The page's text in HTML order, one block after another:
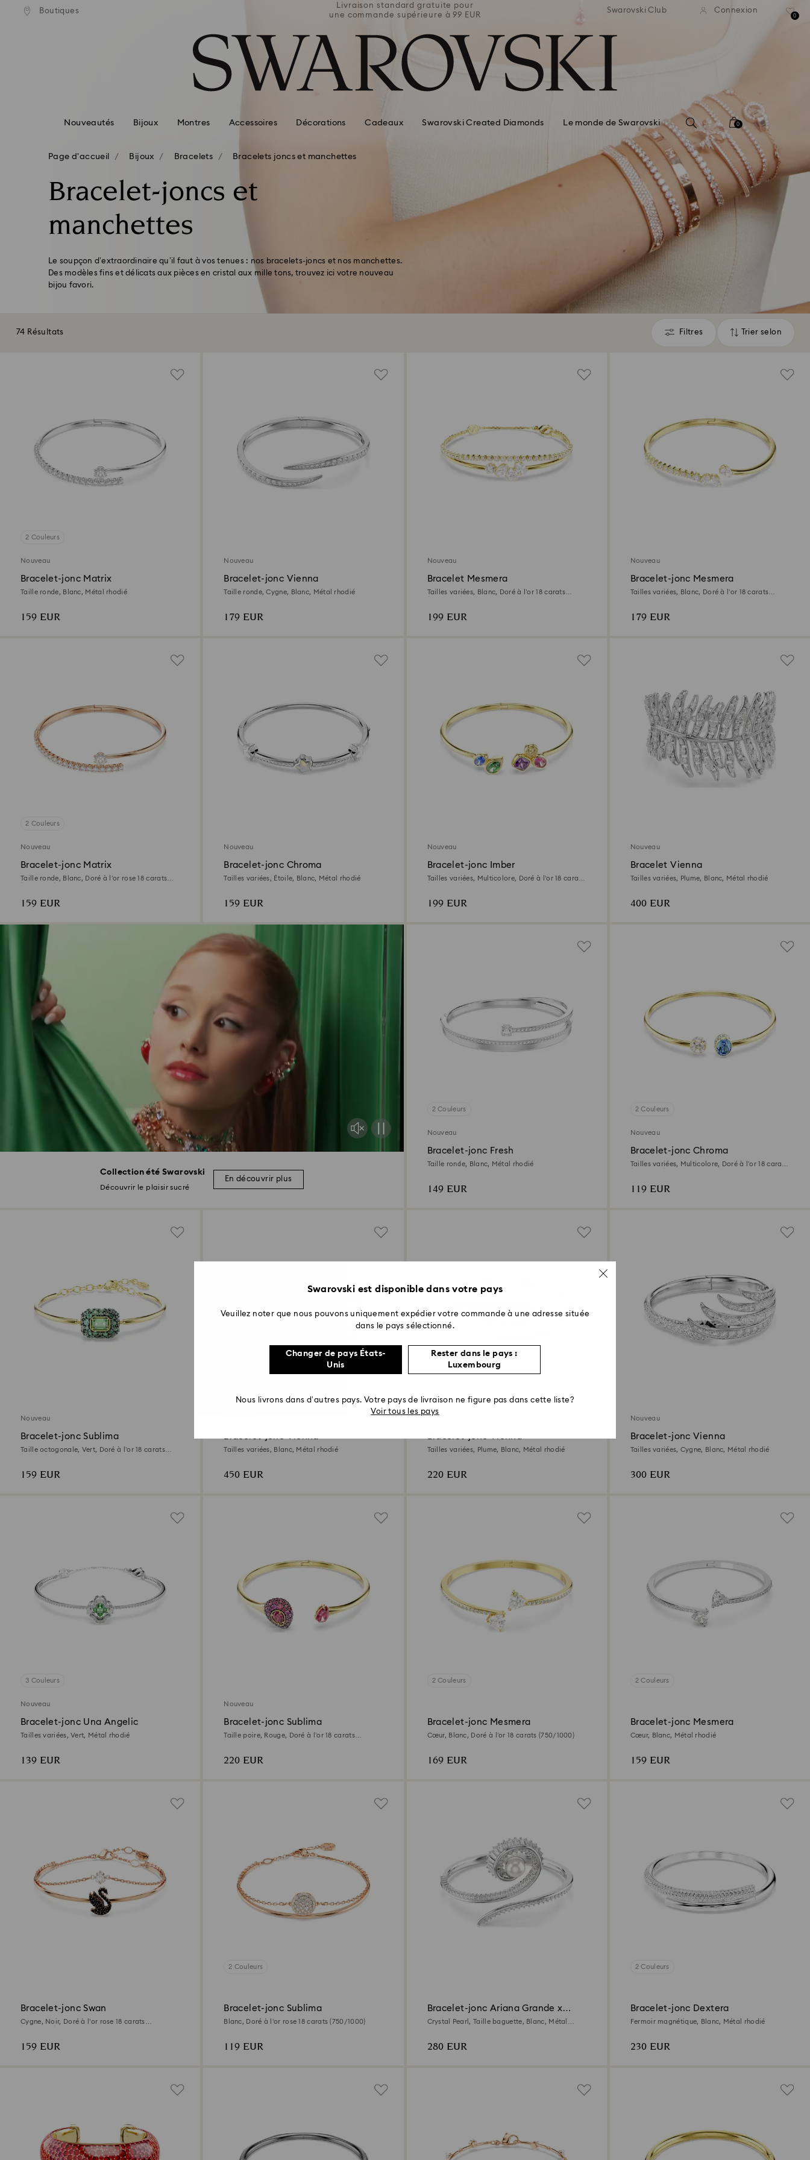
Accesskeys list
Boutiques
standard gratuite pour
supérieure à 99 EUR
Livraison standard gratuite pour
une commande supérieure à 99 EUR
Livraison standard gratuite pour
une commande supérieure à 99 EUR
Livraison standard
une commande supérieure
Swarovski Club Connexion
0
Nouveautés Bijoux Montres Accessoires Décorations Cadeaux Swarovski Created Diamonds Le monde de Swarovski 0
Page d'accueil Bijoux Bracelets Bracelets joncs et manchettes
Bracelet-joncs et
manchettes
Le soupçon d’extraordinaire qu’il faut à vos tenues : nos bracelets-joncs et nos manchettes.
Des modèles fins et délicats aux pièces en cristal aux mille tons, trouvez ici votre nouveau
bijou favori.
74 Résultats Filtres
Filtres Trier selon
Trier
Collection été Swarovski
Découvrir le plaisir sucré
En découvrir plus
2 Couleurs
Nouveau
Bracelet-jonc Matrix
Taille ronde, Blanc, Métal rhodié
159 EUR
Nouveau
Bracelet-jonc Vienna
Taille ronde, Cygne, Blanc, Métal rhodié
179 EUR
Nouveau
Bracelet Mesmera
Tailles variées, Blanc, Doré à l’or 18 carats
199 EUR
Nouveau
Bracelet-jonc Mesmera
Tailles variées, Blanc, Doré à l’or 18 carats
179 EUR
2 Couleurs
Nouveau
Bracelet-jonc Matrix
Taille ronde, Blanc, Doré à l’or rose 18 carats
159 EUR
Nouveau
Bracelet-jonc Chroma
Tailles variées, Étoile, Blanc, Métal rhodié
159 EUR
Nouveau
Bracelet-jonc Imber
Tailles variées, Multicolore, Doré à l’or 18 carats
199 EUR
Nouveau
Bracelet Vienna
Tailles variées, Plume, Blanc, Métal rhodié
400 EUR
2 Couleurs
Nouveau
Bracelet-jonc Fresh
Taille ronde, Blanc, Métal rhodié
149 EUR
2 Couleurs
Nouveau
Bracelet-jonc Chroma
Tailles variées, Multicolore, Doré à l’or 18 carats
119 EUR
Nouveau
Bracelet-jonc Sublima
Taille octogonale, Vert, Doré à l’or 18 carats
159 EUR
Bracelet-jonc Vienna
Tailles variées, Blanc, Métal rhodié
450 EUR
Bracelet-jonc Vienna
Tailles variées, Plume, Blanc, Métal rhodié
220 EUR
Nouveau
Bracelet-jonc Vienna
Tailles variées, Cygne, Blanc, Métal rhodié
300 EUR
3 Couleurs
Nouveau
Bracelet-jonc Una Angelic
Tailles variées, Vert, Métal rhodié
139 EUR
Nouveau
Bracelet-jonc Sublima
Taille poire, Rouge, Doré à l’or 18 carats
220 EUR
2 Couleurs
Bracelet-jonc Mesmera
Cœur, Blanc, Doré à l’or 18 carats (750/1000)
169 EUR
2 Couleurs
Bracelet-jonc Mesmera
Cœur, Blanc, Métal rhodié
159 EUR
Bracelet-jonc Swan
Cygne, Noir, Doré à l’or rose 18 carats
159 EUR
2 Couleurs
Bracelet-jonc Sublima
Blanc, Doré à l’or rose 18 carats (750/1000)
119 EUR
Bracelet-jonc Ariana Grande x
Swarovski
Crystal Pearl, Taille baguette, Blanc, Métal
280 EUR
2 Couleurs
Bracelet-jonc Dextera
Fermoir magnétique, Blanc, Métal rhodié
230 EUR
Swarovski est disponible dans votre pays
Veuillez noter que nous pouvons uniquement expédier votre commande à une adresse située
dans le pays sélectionné.
Changer de pays États-
Unis
Rester dans le pays :
Luxembourg
Nous livrons dans d’autres pays. Votre pays de livraison ne figure pas dans cette liste?
Voir tous les pays